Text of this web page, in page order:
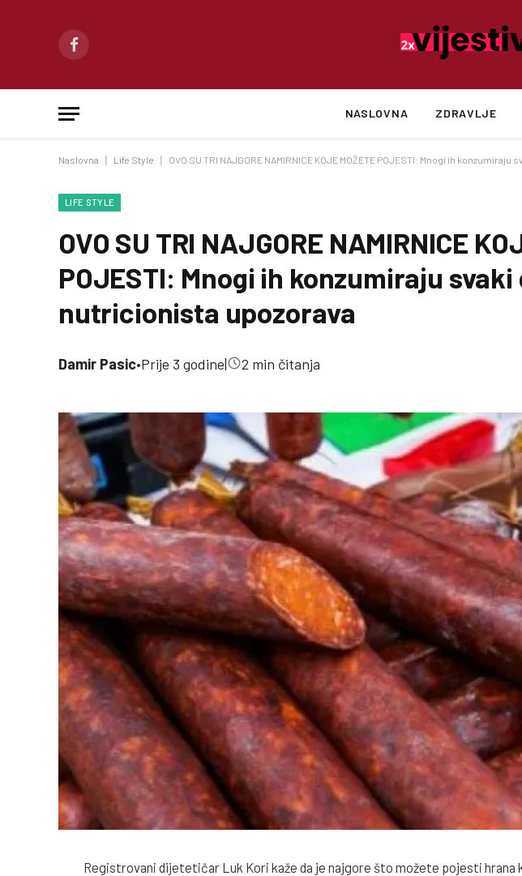
Facebook
NASLOVNA ZDRAVLJE
Naslovna Life Style OVO SU TRI NAJGORE NAMIRNICE KOJE MOŽETE POJESTI: Mnogi ih
LIFE STYLE
OVO SU TRI NAJGORE NAMIRNICE
POJESTI: Mnogi ih konzumiraju svaki
nutricionista upozorava
Damir Pasic•Prije 3 godine| 2 min čitanja
Registrovani dijetetičar Luk Kori kaže da je najgore što možete pojesti hrana